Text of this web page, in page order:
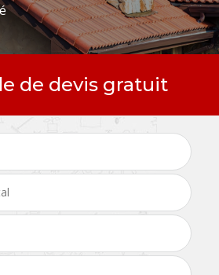
de devis gratuit